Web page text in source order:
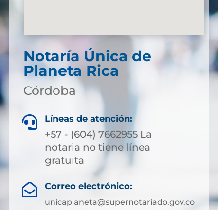
Notaría Única de
Planeta Rica
Córdoba
 Líneas de atención:
+57 - (604) 7662955 La
notaria no tiene línea
gratuita
 Correo electrónico:
unicaplaneta@supernotariado.gov.co